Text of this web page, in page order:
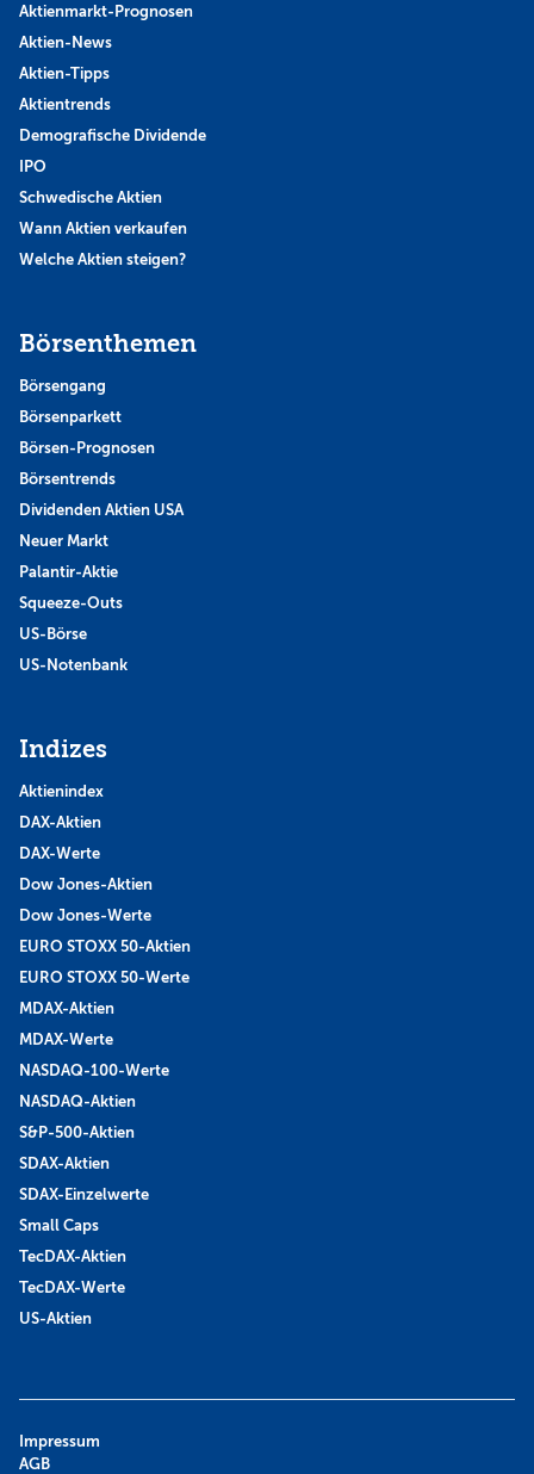
Aktienmarkt-Prognosen
Aktien-News
Aktien-Tipps
Aktientrends
Demografische Dividende
IPO
Schwedische Aktien
Wann Aktien verkaufen
Welche Aktien steigen?
Börsenthemen
Börsengang
Börsenparkett
Börsen-Prognosen
Börsentrends
Dividenden Aktien USA
Neuer Markt
Palantir-Aktie
Squeeze-Outs
US-Börse
US-Notenbank
Indizes
Aktienindex
DAX-Aktien
DAX-Werte
Dow Jones-Aktien
Dow Jones-Werte
EURO STOXX 50-Aktien
EURO STOXX 50-Werte
MDAX-Aktien
MDAX-Werte
NASDAQ-100-Werte
NASDAQ-Aktien
S&P-500-Aktien
SDAX-Aktien
SDAX-Einzelwerte
Small Caps
TecDAX-Aktien
TecDAX-Werte
US-Aktien
Impressum
AGB